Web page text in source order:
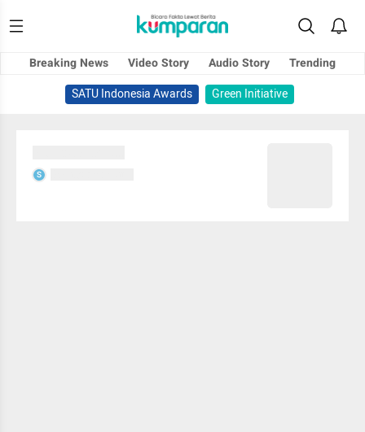
Breaking News Video Story Audio Story
Trending
SATU Indonesia Awards
Green Initiative
S